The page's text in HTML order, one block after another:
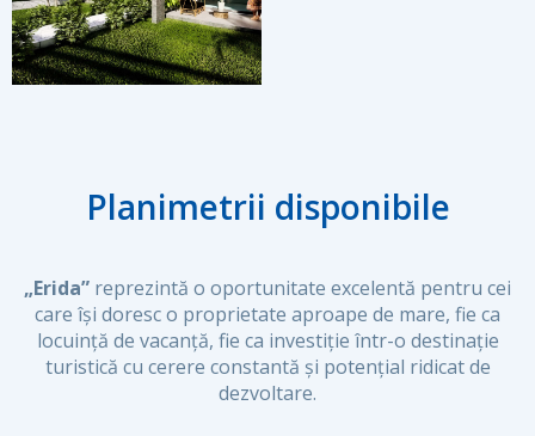
Planimetrii disponibile
„Erida” reprezintă o oportunitate excelentă pentru cei
care își doresc o proprietate aproape de mare, fie ca
locuință de vacanță, fie ca investiție într-o destinație
turistică cu cerere constantă și potențial ridicat de
dezvoltare.